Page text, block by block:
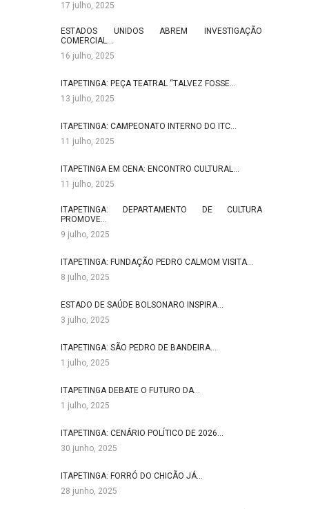
17 julho, 2025
ESTADOS UNIDOS ABREM INVESTIGAÇÃO
COMERCIAL…
16 julho, 2025
ITAPETINGA: PEÇA TEATRAL “TALVEZ FOSSE…
13 julho, 2025
ITAPETINGA: CAMPEONATO INTERNO DO ITC…
11 julho, 2025
ITAPETINGA EM CENA: ENCONTRO CULTURAL…
11 julho, 2025
ITAPETINGA: DEPARTAMENTO DE CULTURA
PROMOVE…
9 julho, 2025
ITAPETINGA: FUNDAÇÃO PEDRO CALMOM VISITA…
8 julho, 2025
ESTADO DE SAÚDE BOLSONARO INSPIRA…
3 julho, 2025
ITAPETINGA: SÃO PEDRO DE BANDEIRA…
1 julho, 2025
ITAPETINGA DEBATE O FUTURO DA…
1 julho, 2025
ITAPETINGA: CENÁRIO POLÍTICO DE 2026…
30 junho, 2025
ITAPETINGA: FORRÓ DO CHICÃO JÁ…
28 junho, 2025